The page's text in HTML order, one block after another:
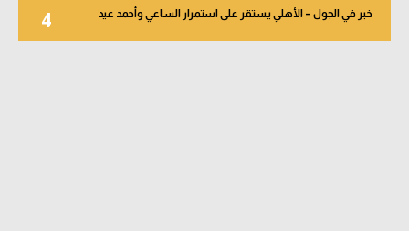
4 خبر في الجول – الأهلي يستقر على استمرار الساعي وأحمد عيد